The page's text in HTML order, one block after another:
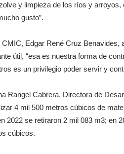
y limpieza de los ríos y arroyos,
gusto”.
CMIC, Edgar René Cruz Benavides,
útil, “esa es nuestra forma de
es un privilegio poder servir y
Rangel Cabrera, Directora de
4 mil 500 metros cúbicos de
2022 se retiraron 2 mil 083 m3; en
cúbicos.